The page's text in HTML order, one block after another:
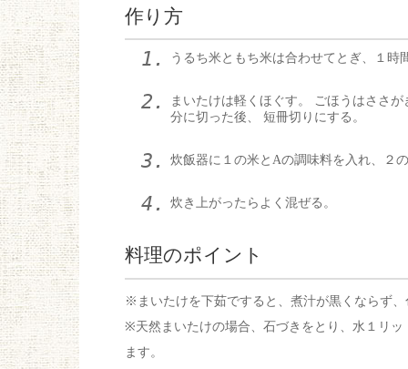
作り方
うるち米ともち米は合わせてとぎ、１時
まいたけは軽くほぐす。 ごほうはささ
分に切った後、 短冊切りにする。
炊飯器に１の米とAの調味料を入れ、２
炊き上がったらよく混ぜる。
料理のポイント
※まいたけを下茹ですると、煮汁が黒くならず
※天然まいたけの場合、石づきをとり、水１リ
ます。